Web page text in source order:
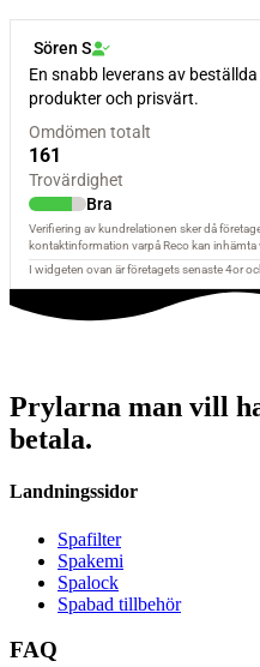
Prylarna man vill
betala.
Landningssidor
Spafilter
Spakemi
Spalock
Spabad tillbehör
FAQ